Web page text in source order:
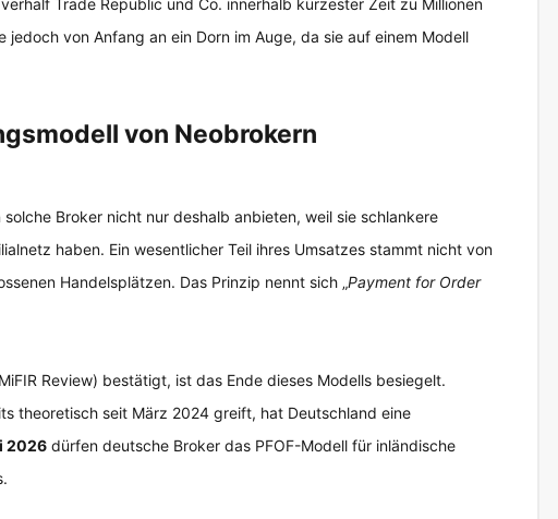
Trade Republic und Co. innerhalb kürzester Zeit zu Millionen
jedoch von Anfang an ein Dorn im Auge, da sie auf einem Modell
von Neobrokern
Broker nicht nur deshalb anbieten, weil sie schlankere
haben. Ein wesentlicher Teil ihres Umsatzes stammt nicht von
Handelsplätzen. Das Prinzip nennt sich „Payment for Order
Review) bestätigt, ist das Ende dieses Modells besiegelt.
theoretisch seit März 2024 greift, hat Deutschland eine
2026 dürfen deutsche Broker das PFOF-Modell für inländische